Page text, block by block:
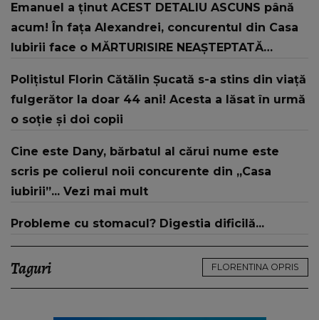
Emanuel a ținut ACEST DETALIU ASCUNS până
acum! În fața Alexandrei, concurentul din Casa
Iubirii face o MĂRTURISIRE NEAȘTEPTATĂ
te iubesc pentru că..."
Polițistul Florin Cătălin Șucată s-a stins din viață
fulgerător la doar 44 ani! Acesta a lăsat în urmă
o soție și doi copii
Cine este Dany, bărbatul al cărui nume este
scris pe colierul noii concurente din „Casa
iubirii”... Vezi mai mult
Probleme cu stomacul? Digestia dificilă...
Taguri FLORENTINA OPRIS